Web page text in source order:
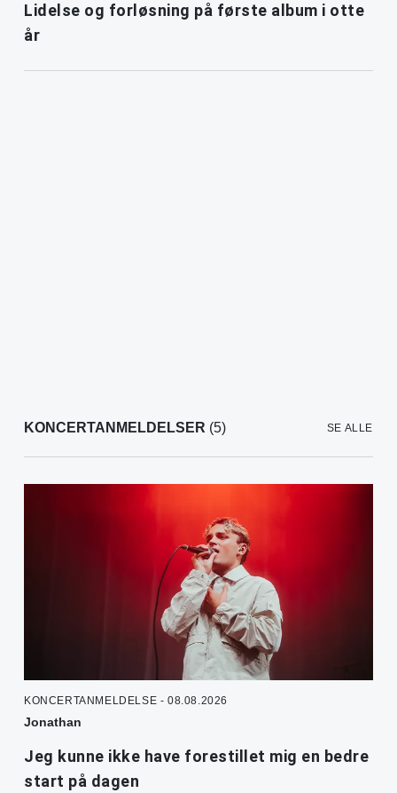
Lidelse og forløsning på første album i otte
år
KONCERTANMELDELSER (5) SE ALLE
KONCERTANMELDELSE - 08.08.2026
Jonathan
Jeg kunne ikke have forestillet mig en bedre
start på dagen